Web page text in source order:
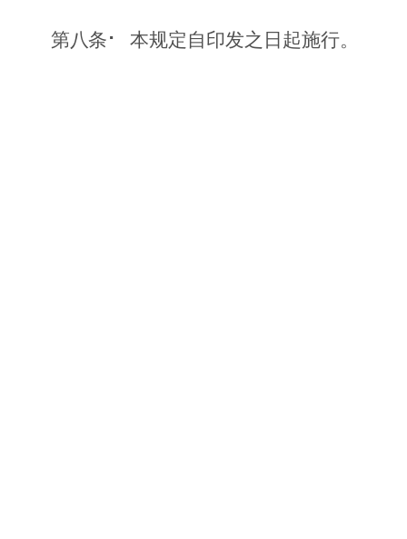
第八条⠂本规定自印发之日起施行。